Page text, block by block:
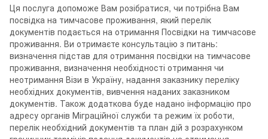
Ця послуга допоможе Вам розібратися, чи потрібна Вам
посвідка на тимчасове проживання, який перелік
документів подається на отримання Посвідки на тимчасове
проживання. Ви отримаєте консультацію з питань:
визначення підстав для отримання посвідки на тимчасове
проживання, визначення необхідності отримання чи
неотримання Візи в Україну, надання заказнику переліку
необхідних документів, вивчення наданих заказником
документів. Також додаткова буде надано інформацію про
адресу органів Міграційної служби та режим їх роботи,
перелік необхідний документів та план дій з розрахунком